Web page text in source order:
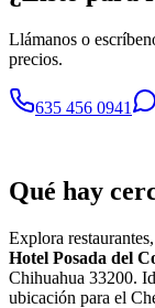
Llámanos o
precios.
635 456 0941
Qué hay
Explora
Hotel Posada del
Chihuahua 33200.
ubicación para el